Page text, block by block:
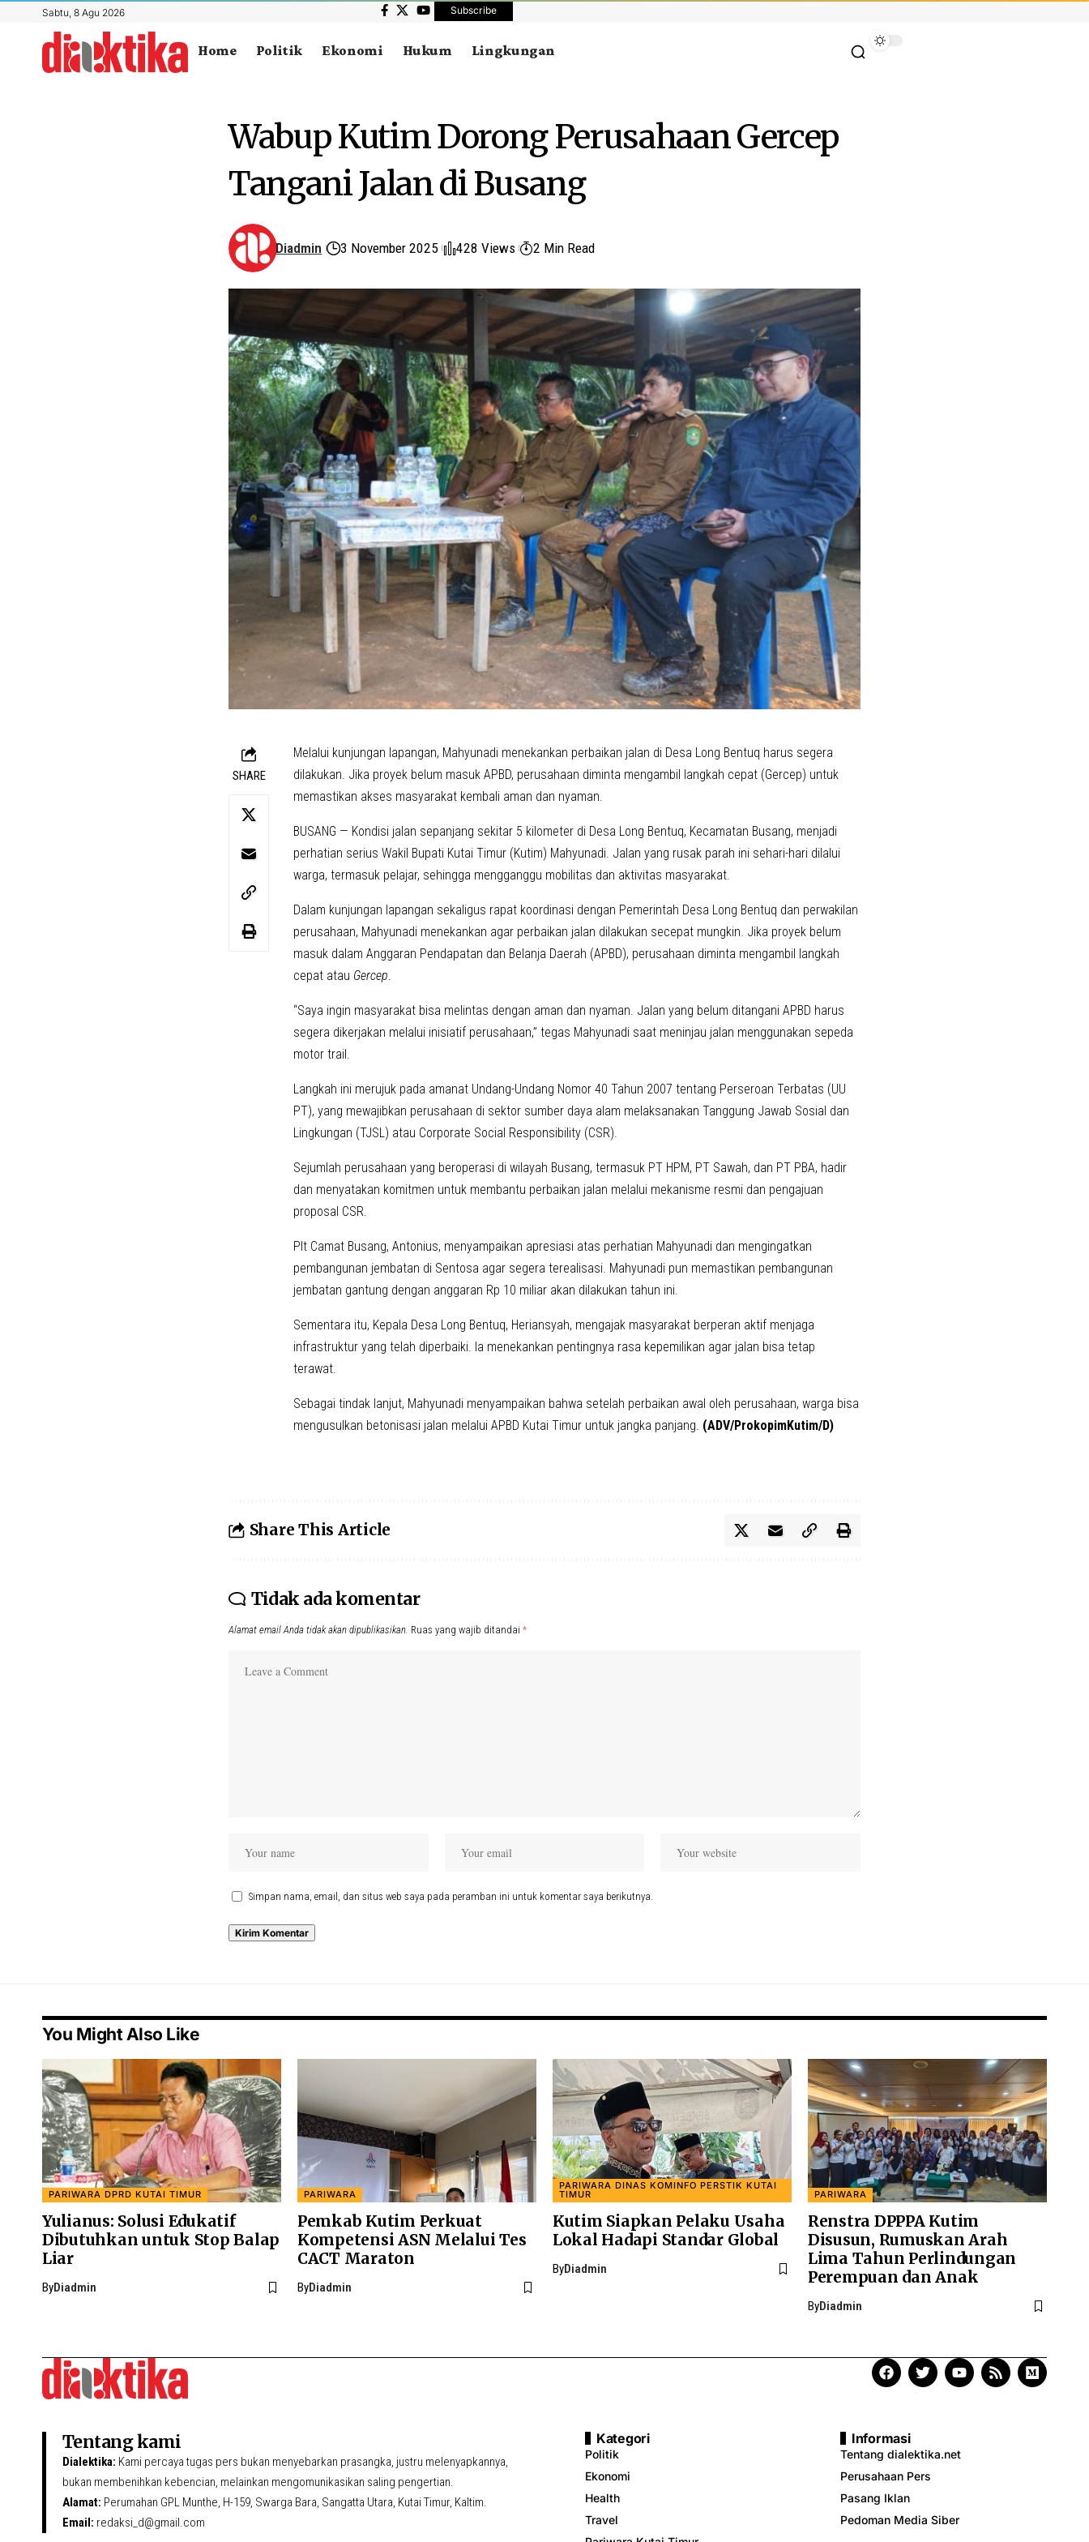
Sabtu, 8 Agu 2026 Subscribe
Home Politik Ekonomi Hukum Lingkungan
Wabup Kutim Dorong Perusahaan Gercep
Tangani Jalan di Busang
Diadmin 3 November 2025 428 Views 2 Min Read
SHARE
Melalui kunjungan lapangan, Mahyunadi menekankan perbaikan jalan di Desa Long Bentuq harus segera
dilakukan. Jika proyek belum masuk APBD, perusahaan diminta mengambil langkah cepat (Gercep) untuk
memastikan akses masyarakat kembali aman dan nyaman.
BUSANG — Kondisi jalan sepanjang sekitar 5 kilometer di Desa Long Bentuq, Kecamatan Busang, menjadi
perhatian serius Wakil Bupati Kutai Timur (Kutim) Mahyunadi. Jalan yang rusak parah ini sehari-hari dilalui
warga, termasuk pelajar, sehingga mengganggu mobilitas dan aktivitas masyarakat.
Dalam kunjungan lapangan sekaligus rapat koordinasi dengan Pemerintah Desa Long Bentuq dan perwakilan
perusahaan, Mahyunadi menekankan agar perbaikan jalan dilakukan secepat mungkin. Jika proyek belum
masuk dalam Anggaran Pendapatan dan Belanja Daerah (APBD), perusahaan diminta mengambil langkah
cepat atau Gercep
“Saya ingin masyarakat bisa melintas dengan aman dan nyaman. Jalan yang belum ditangani APBD harus
segera dikerjakan melalui inisiatif perusahaan,” tegas Mahyunadi saat meninjau jalan menggunakan sepeda
motor trail.
Langkah ini merujuk pada amanat Undang-Undang Nomor 40 Tahun 2007 tentang Perseroan Terbatas (UU
PT), yang mewajibkan perusahaan di sektor sumber daya alam melaksanakan Tanggung Jawab Sosial dan
Lingkungan (TJSL) atau Corporate Social Responsibility (CSR).
Sejumlah perusahaan yang beroperasi di wilayah Busang, termasuk PT HPM, PT Sawah, dan PT PBA, hadir
dan menyatakan komitmen untuk membantu perbaikan jalan melalui mekanisme resmi dan pengajuan
proposal CSR.
Plt Camat Busang, Antonius, menyampaikan apresiasi atas perhatian Mahyunadi dan mengingatkan
pembangunan jembatan di Sentosa agar segera terealisasi. Mahyunadi pun memastikan pembangunan
jembatan gantung dengan anggaran Rp 10 miliar akan dilakukan tahun ini.
Sementara itu, Kepala Desa Long Bentuq, Heriansyah, mengajak masyarakat berperan aktif menjaga
infrastruktur yang telah diperbaiki. Ia menekankan pentingnya rasa kepemilikan agar jalan bisa tetap
terawat.
Sebagai tindak lanjut, Mahyunadi menyampaikan bahwa setelah perbaikan awal oleh perusahaan, warga bisa
mengusulkan betonisasi jalan melalui APBD Kutai Timur untuk jangka panjang. (ADV/ProkopimKutim/D)
Share This Article
Tidak ada komentar
Alamat email Anda tidak akan dipublikasikan. Ruas yang wajib ditandai *
Simpan nama, email, dan situs web saya pada peramban ini untuk komentar saya berikutnya.
You Might Also Like
PARIWARA DPRD KUTAI TIMUR
Yulianus: Solusi Edukatif
Dibutuhkan untuk Stop Balap
Liar
ByDiadmin
PARIWARA
Pemkab Kutim Perkuat
Kompetensi ASN Melalui Tes
CACT Maraton
ByDiadmin
PARIWARA DINAS KOMINFO PERSTIK KUTAI
TIMUR
Kutim Siapkan Pelaku Usaha
Lokal Hadapi Standar Global
ByDiadmin
PARIWARA
Renstra DPPPA Kutim
Disusun, Rumuskan Arah
Lima Tahun Perlindungan
Perempuan dan Anak
ByDiadmin
Tentang kami
Dialektika: Kami percaya tugas pers bukan menyebarkan prasangka, justru melenyapkannya,
bukan membenihkan kebencian, melainkan mengomunikasikan saling pengertian.
Alamat: Perumahan GPL Munthe, H-159, Swarga Bara, Sangatta Utara, Kutai Timur, Kaltim.
Email: redaksi_d@gmail.com
Kategori
Politik
Ekonomi
Health
Travel
Informasi
Tentang dialektika.net
Perusahaan Pers
Pasang Iklan
Pedoman Media Siber